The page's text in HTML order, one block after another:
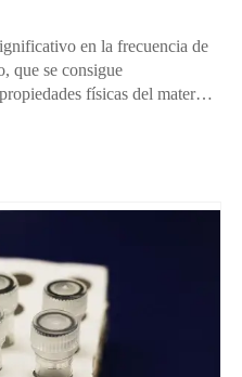
en la frecuencia de
que se consigue
físicas del material